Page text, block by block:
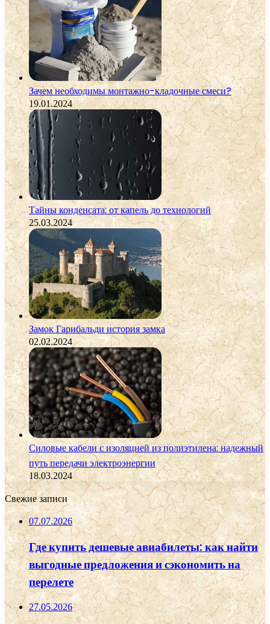
Зачем необходимы монтажно-кладочные смеси?
19.01.2024
Тайны конденсата: от капель до технологий
25.03.2024
Замок Гарибальди история замка
02.02.2024
Силовые кабели с изоляцией из полиэтилена: надежный
путь передачи электроэнергии
18.03.2024
Свежие записи
07.07.2026
Где купить дешевые авиабилеты: как найти
выгодные предложения и сэкономить на
перелете
27.05.2026